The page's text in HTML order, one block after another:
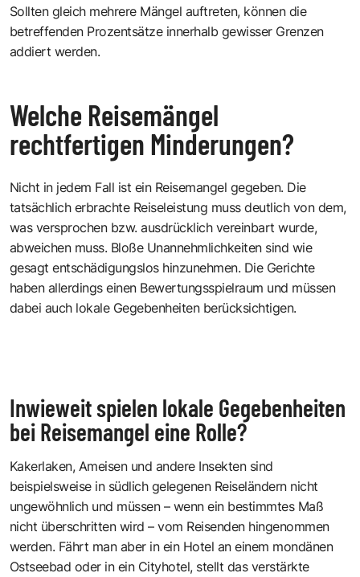
Sollten gleich mehrere Mängel auftreten, können die
betreffenden Pro­zent­sätze innerhalb gewisser Grenzen
addiert werden.
Welche Reisemängel
rechtfertigen Minderungen?
Nicht in jedem Fall ist ein Reisemangel gegeben. Die
tatsächlich erbrachte Reiseleistung muss deutlich von dem,
was versprochen bzw. ausdrücklich vereinbart wurde,
abweichen muss. Bloße Unannehmlichkeiten sind wie
gesagt entschädigungslos hinzunehmen. Die Gerichte
haben allerdings einen Bewertungsspielraum und müssen
dabei auch lokale Gegebenheiten berücksichtigen.
Inwieweit spielen lokale Gegebenheiten
bei Reisemangel eine Rolle?
Kakerlaken, Ameisen und andere Insekten sind
beispielsweise in südlich gelegenen Reiseländern nicht
ungewöhnlich und müssen – wenn ein bestimmtes Maß
nicht überschritten wird – vom Reisenden hingenommen
werden. Fährt man aber in ein Hotel an einem mondänen
Ostseebad oder in ein Cityhotel, stellt das verstärkte